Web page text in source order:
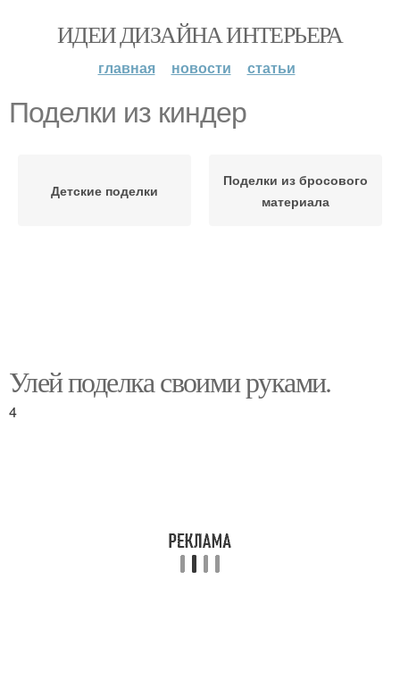
ИДЕИ ДИЗАЙНА ИНТЕРЬЕРА
главная новости статьи
Поделки из киндер
Детские поделки
Поделки из бросового
материала
Улей поделка своими руками.
4